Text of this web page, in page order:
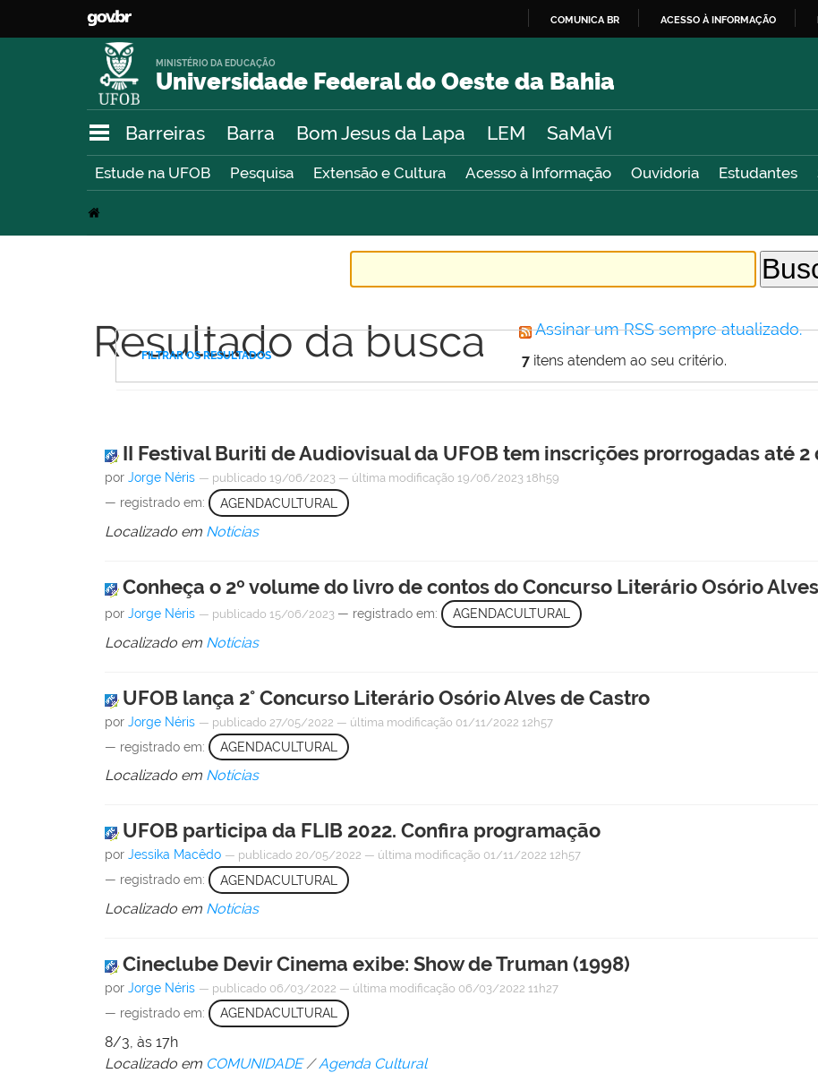
O
COMUNICA BR ACESSO À INFORMAÇÃO
Universidade Federal do Oeste da Bahia
MINISTÉRIO DA EDUCAÇÃO
Barreiras Barra Bom Jesus da Lapa LEM SaMaVi
Estude na UFOB Pesquisa Extensão e Cultura Acesso à Informação Ouvidoria Estudantes
Resultado da busca Assinar um RSS sempre atualizado.
7itens atendem ao seu critério.
FILTRAR OS RESULTADOS
II Festival Buriti de Audiovisual da UFOB tem inscrições prorrogadas até 2
porJorge Néris — publicado 19/06/2023 — última modificação 19/06/2023 18h59
— registrado em: AGENDACULTURAL
Localizado em Notícias
Conheça o 2º volume do livro de contos do Concurso Literário Osório
porJorge Néris — publicado 15/06/2023 — registrado em: AGENDACULTURAL
Localizado em Notícias
UFOB lança 2° Concurso Literário Osório Alves de Castro
porJorge Néris — publicado 27/05/2022 — última modificação 01/11/2022 12h57
— registrado em: AGENDACULTURAL
Localizado em Notícias
UFOB participa da FLIB 2022. Confira programação
porJessika Macêdo — publicado 20/05/2022 — última modificação 01/11/2022 12h57
— registrado em: AGENDACULTURAL
Localizado em Notícias
Cineclube Devir Cinema exibe: Show de Truman (1998)
porJorge Néris — publicado 06/03/2022 — última modificação 06/03/2022 11h27
— registrado em: AGENDACULTURAL
8/3, às 17h
Localizado em COMUNIDADE /Agenda Cultural